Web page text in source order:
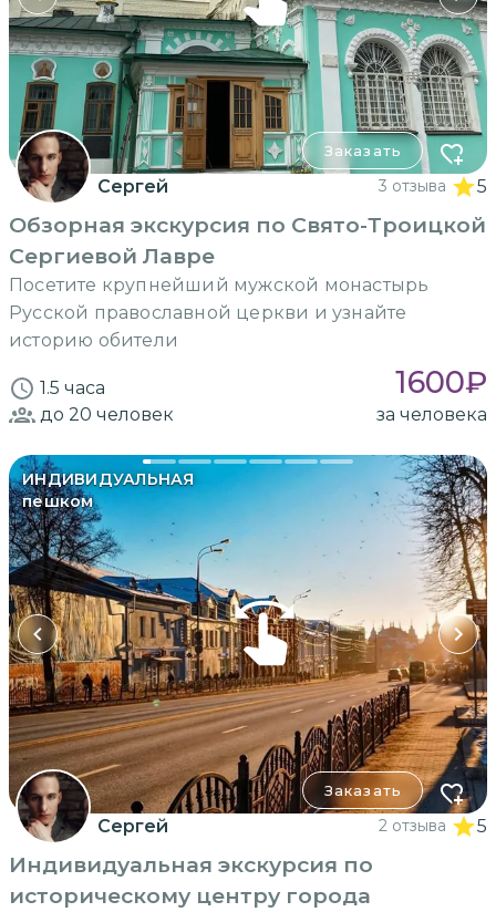
Заказать
Сергей 3 отзыва 5
Обзорная экскурсия по Свято-Троицкой
Сергиевой Лавре
Посетите крупнейший мужской монастырь
Русской православной церкви и узнайте
историю обители
1.5 часа 1600₽
до 20 человек за человека
ИНДИВИДУАЛЬНАЯ
пешком
Заказать
Сергей 2 отзыва 5
Индивидуальная экскурсия по
историческому центру города